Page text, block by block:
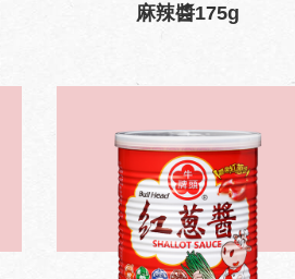
麻辣醬175g